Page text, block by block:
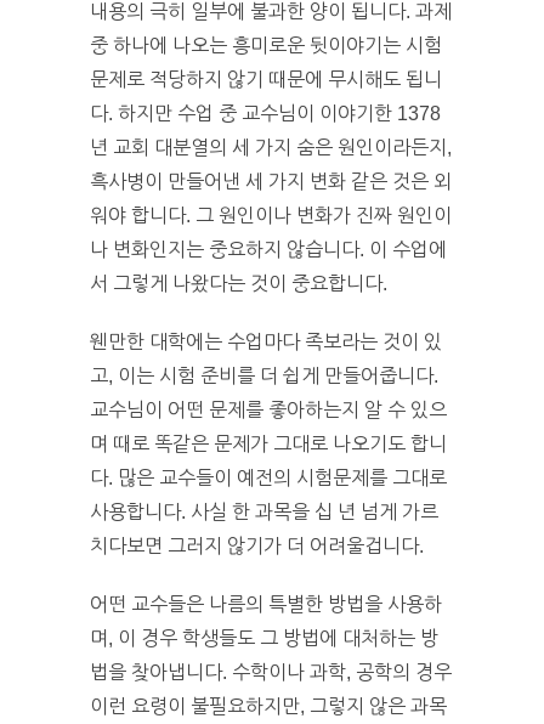
내용의 극히 일부에 불과한 양이 됩니다. 과제
중 하나에 나오는 흥미로운 뒷이야기는 시험
문제로 적당하지 않기 때문에 무시해도 됩니
다. 하지만 수업 중 교수님이 이야기한 1378
년 교회 대분열의 세 가지 숨은 원인이라든지,
흑사병이 만들어낸 세 가지 변화 같은 것은 외
워야 합니다. 그 원인이나 변화가 진짜 원인이
나 변화인지는 중요하지 않습니다. 이 수업에
서 그렇게 나왔다는 것이 중요합니다.
웬만한 대학에는 수업마다 족보라는 것이 있
고, 이는 시험 준비를 더 쉽게 만들어줍니다.
교수님이 어떤 문제를 좋아하는지 알 수 있으
며 때로 똑같은 문제가 그대로 나오기도 합니
다. 많은 교수들이 예전의 시험문제를 그대로
사용합니다. 사실 한 과목을 십 년 넘게 가르
치다보면 그러지 않기가 더 어려울겁니다.
어떤 교수들은 나름의 특별한 방법을 사용하
며, 이 경우 학생들도 그 방법에 대처하는 방
법을 찾아냅니다. 수학이나 과학, 공학의 경우
이런 요령이 불필요하지만, 그렇지 않은 과목